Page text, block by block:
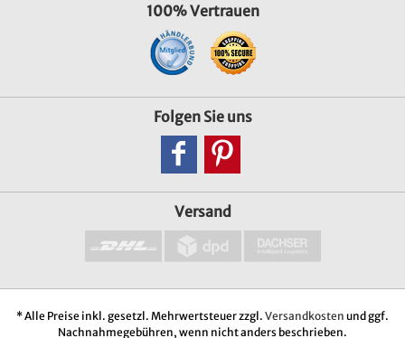
100% Vertrauen
Folgen Sie uns
Versand
* Alle Preise inkl. gesetzl. Mehrwertsteuer zzgl. Versandkosten und ggf.
Nachnahmegebühren, wenn nicht anders beschrieben.